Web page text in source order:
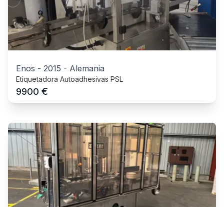
Enos - 2015 - Alemania
Etiquetadora Autoadhesivas PSL
9900 €